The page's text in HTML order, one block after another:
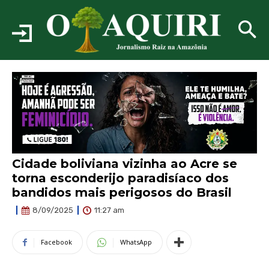
Cidade boliviana vizinha ao Acre se
torna esconderijo paradisíaco dos
bandidos mais perigosos do Brasil
8/09/2025 11:27 am
Facebook WhatsApp